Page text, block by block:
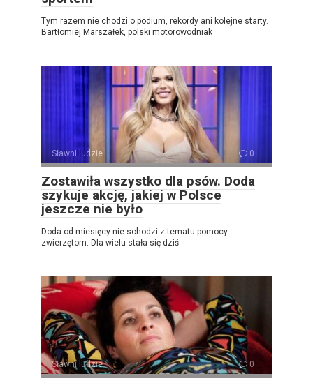
Tym razem nie chodzi o podium, rekordy ani kolejne starty.
Bartłomiej Marszałek, polski motorowodniak
Sławni ludzie 0
Zostawiła wszystko dla psów. Doda
szykuje akcję, jakiej w Polsce
jeszcze nie było
Doda od miesięcy nie schodzi z tematu pomocy
zwierzętom. Dla wielu stała się dziś
Sławni ludzie 0